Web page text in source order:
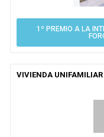
1º PREMIO A LA
VIVIENDA